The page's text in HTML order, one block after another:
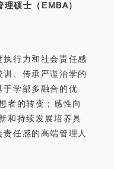
硕士（EMBA）
行力和社会责任感
、传承严谨治学的
于学部多融合的优
者的转变；感性向
和持续发展培养具
任感的高端管理人